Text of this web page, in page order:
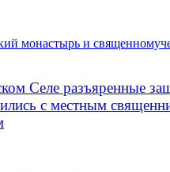
монастырь и
Селе разъяренные
с местным